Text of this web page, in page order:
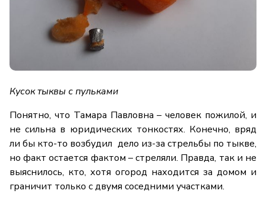
Кусок тыквы с пульками
Понятно, что Тамара Павловна – человек пожилой, и
не сильна в юридических тонкостях. Конечно, вряд
ли бы кто-то возбудил дело из-за стрельбы по тыкве,
но факт остается фактом – стреляли. Правда, так и не
выяснилось, кто, хотя огород находится за домом и
граничит только с двумя соседними участками.